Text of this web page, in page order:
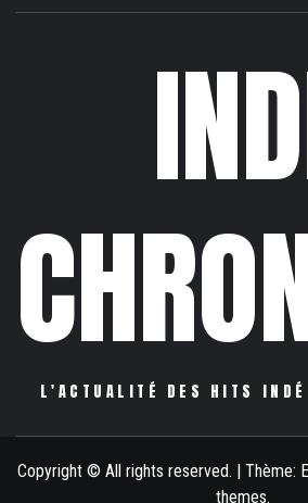
L'ACTUALITÉ DES HITS INDÉ
Copyright © All rights reserved. | Thème:
themes.